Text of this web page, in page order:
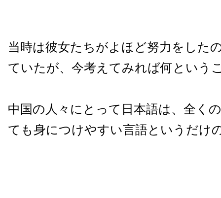
当時は彼女たちがよほど努力をした
ていたが、今考えてみれば何という
中国の人々にとって日本語は、全く
ても身につけやすい言語というだけ